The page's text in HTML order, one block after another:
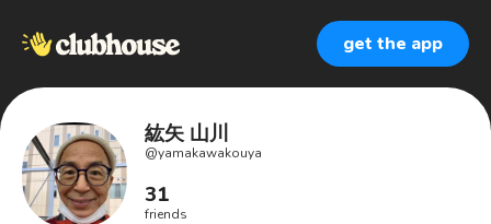
get the app
紘矢 山川
@yamakawakouya
31
friends